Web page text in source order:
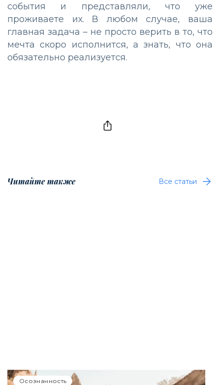
события и представляли, что уже
проживаете их. В любом случае, ваша
главная задача – не просто верить в то, что
мечта скоро исполнится, а знать, что она
обязательно реализуется.
Читайте также Все статьи
Осознанность